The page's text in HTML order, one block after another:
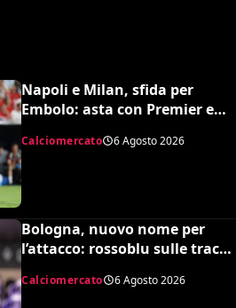
Napoli e Milan, sfida per
Embolo: asta con Premier e
MLS, il prezzo
Calciomercato 6 Agosto 2026
Bologna, nuovo nome per
l’attacco: rossoblu sulle tracce
Calciomercato 6 Agosto 2026